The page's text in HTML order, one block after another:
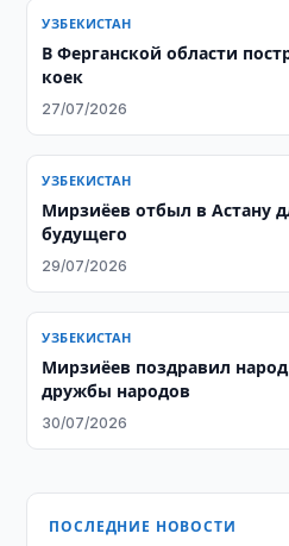
УЗБЕКИСТАН
В Ферганской области
коек
27/07/2026
УЗБЕКИСТАН
Мирзиёев отбыл в Астану
будущего
29/07/2026
УЗБЕКИСТАН
Мирзиёев поздравил
дружбы народов
30/07/2026
ПОСЛЕДНИЕ НОВОСТИ